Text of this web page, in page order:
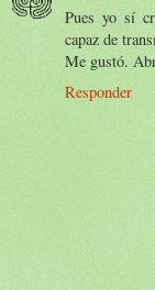
Pues yo sí
capaz de
Me gustó.
Responder